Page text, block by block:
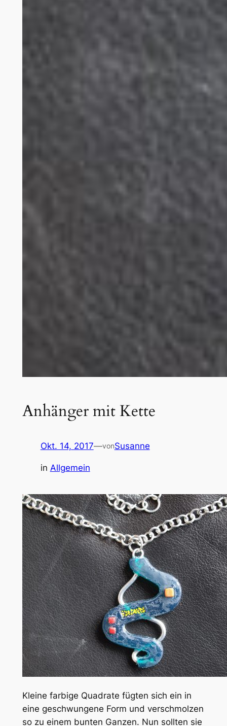
Anhänger mit Kette
Okt. 14, 2017—vonSusanne
in Allgemein
Kleine farbige Quadrate fügten sich ein in
eine geschwungene Form und verschmolzen
so zu einem bunten Ganzen. Nun sollten sie